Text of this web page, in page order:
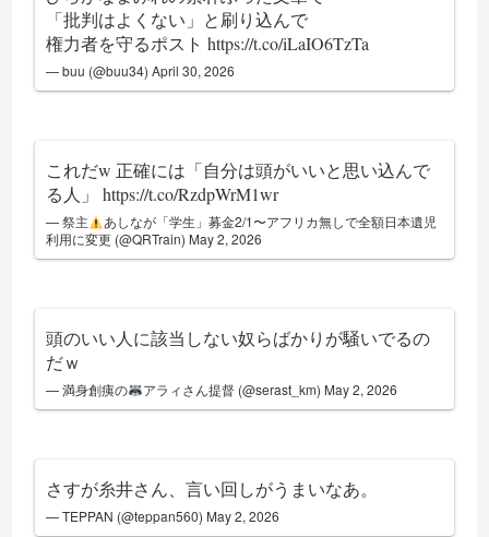
「批判はよくない」と刷り込んで
権力者を守るポストhttps://t.co/iLaIO6TzTa
— buu (@buu34)April 30, 2026
これだw 正確には「自分は頭がいいと思い込んで
る人」https://t.co/RzdpWrM1wr
— 祭主
あしなが「学生」募金2/1〜アフリカ無しで全額日本遺児
利用に変更 (@QRTrain) May 2, 2026
頭のいい人に該当しない奴らばかりが騒いでるの
だｗ
— 満身創痍の アラィさん提督 (@serast_km) May 2, 2026
さすが糸井さん、言い回しがうまいなあ。
— TEPPAN (@teppan560) May 2, 2026